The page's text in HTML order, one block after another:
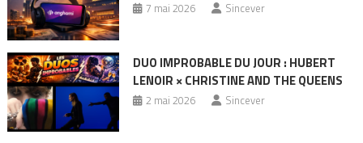
7 mai 2026 Sincever
DUO IMPROBABLE DU JOUR : HUBERT
LENOIR × CHRISTINE AND THE QUEENS
2 mai 2026 Sincever